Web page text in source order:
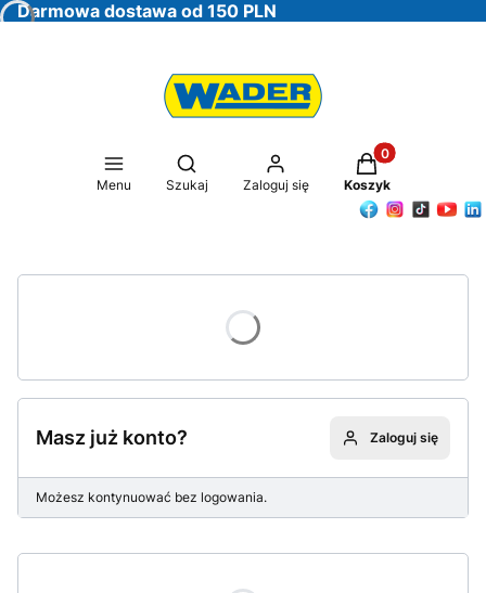
Darmowa dostawa od 150 PLN
Menu
Otwórz wyszukiwarkę
Szukaj Zaloguj się
Produkty w
Koszyk
Masz już konto? Zaloguj się
Możesz kontynuować bez logowania.